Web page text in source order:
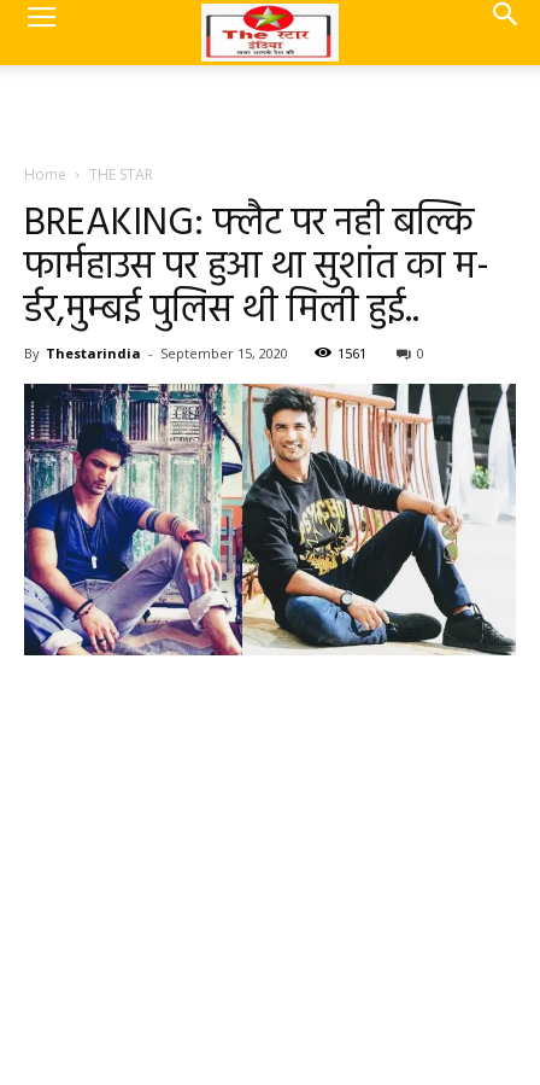
Home THE STAR
BREAKING: फ्लैट पर नही बल्कि
फार्महाउस पर हुआ था सुशांत का म-
र्डर,मुम्बई पुलिस थी मिली हुई..
By Thestarindia - September 15, 2020 1561 0